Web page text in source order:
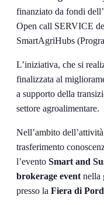
finanziato da fondi
Open call SERVICE
SmartAgriHubs
L’iniziativa, che si
finalizzata al
a supporto della
settore agroalimentare.
Nell’ambito
trasferimento
l’evento Smart and
brokerage eventnella
presso la Fiera di